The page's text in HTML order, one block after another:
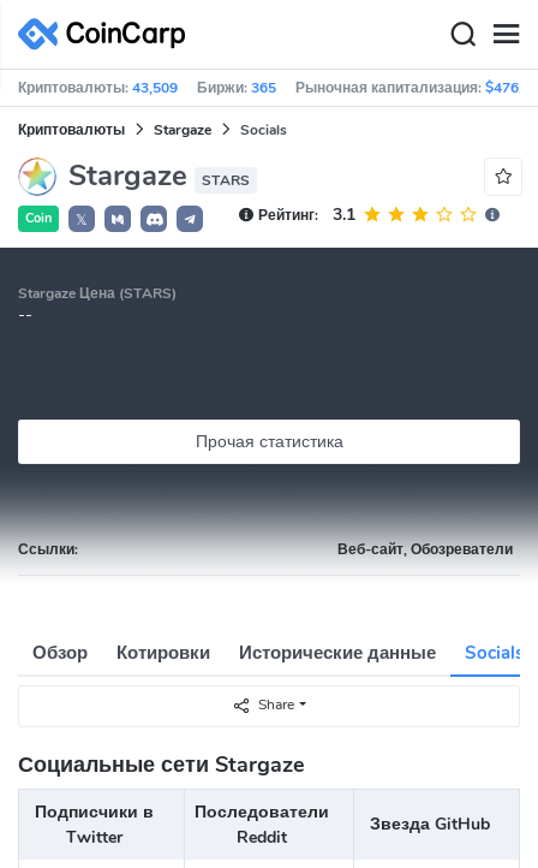
Криптовалюты:43,509 Биржи:365 Рыночная капитализация:
Криптовалюты Stargaze Socials
Stargaze STARS
Coin 𝕏 Рейтинг: 3.1
Stargaze Цена (STARS)
--
Прочая статистика
Ссылки: Веб-сайт, Обозреватели
Обзор Котировки Исторические данные Socials
Share
Социальные сети Stargaze
Подписчики в
Twitter
Последователи
Reddit
Звезда GitHub